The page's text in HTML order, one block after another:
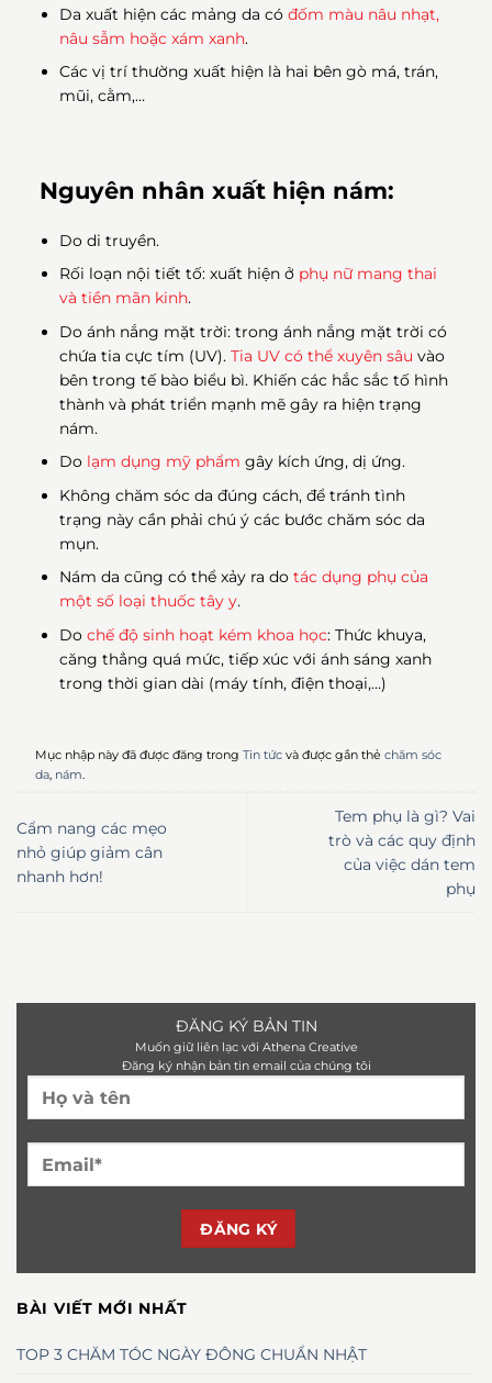
Da xuất hiện các mảng da cóđốm màu nâu nhạt,
nâu sẫm hoặc xám xanh.
Các vị trí thường xuất hiện là hai bên gò má, trán,
mũi, cằm,…
Nguyên nhân xuất hiện nám:
Do di truyền.
Rối loạn nội tiết tố: xuất hiện ở phụ nữ mang thai
và tiền mãn kinh.
Do ánh nắng mặt trời: trong ánh nắng mặt trời có
chứa tia cực tím (UV).Tia UV có thể xuyên sâu vào
bên trong tế bào biểu bì. Khiến các hắc sắc tố hình
thành và phát triển mạnh mẽ gây ra hiện trạng
nám.
Do lạm dụng mỹ phẩm gây kích ứng, dị ứng.
Không chăm sóc da đúng cách, để tránh tình
trạng này cần phải chú ý các bước chăm sóc da
mụn.
Nám da cũng có thể xảy ra do tác dụng phụ của
một số loại thuốc tây y.
Dochế độ sinh hoạt kém khoa học: Thức khuya,
căng thẳng quá mức, tiếp xúc với ánh sáng xanh
trong thời gian dài (máy tính, điện thoại,…)
Mục nhập này đã được đăng trong Tin tứcvà được gắn thẻ chăm sóc
da, nám
Cẩm nang các mẹo
nhỏ giúp giảm cân
nhanh hơn!
Tem phụ là gì? Vai
trò và các quy định
của việc dán tem
phụ
ĐĂNG KÝ BẢN TIN
Muốn giữ liên lạc với Athena Creative
Đăng ký nhận bản tin email của chúng tôi
BÀI VIẾT MỚI NHẤT
TOP 3 CHĂM TÓC NGÀY ĐÔNG CHUẨN NHẬT